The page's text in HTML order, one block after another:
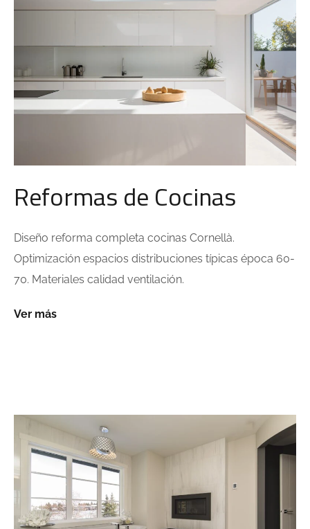
Reformas de Cocinas
Diseño reforma completa cocinas Cornellà.
Optimización espacios distribuciones típicas época 60-
70. Materiales calidad ventilación.
Ver más